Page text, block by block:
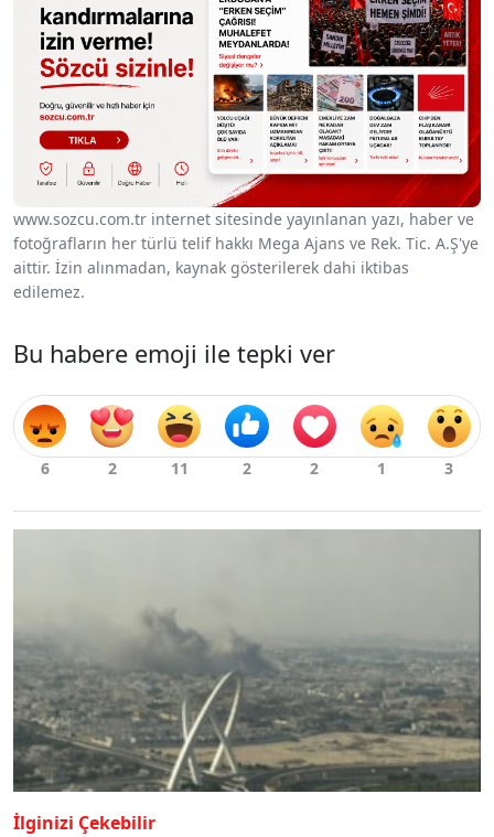
www.sozcu.com.tr internet sitesinde yayınlanan yazı, haber ve
fotoğrafların her türlü telif hakkı Mega Ajans ve Rek. Tic. A.Ş'ye
aittir. İzin alınmadan, kaynak gösterilerek dahi iktibas
edilemez.
Bu habere emoji ile tepki ver
İlginizi Çekebilir